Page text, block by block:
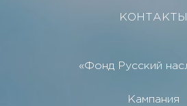
КОНТАКТЫ
«Фонд Русский
Кампания